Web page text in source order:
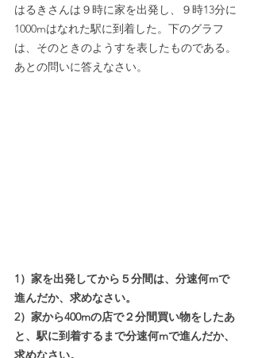
はるきさんは９時に家を出発し、９時13分に
1000mはなれた駅に到着した。下のグラフ
は、そのときのようすを表したものである。
あとの問いに答えなさい。
1）家を出発してから５分間は、分速何mで
進んだか、求めなさい。
2）家から400mの店で２分間買い物をしたあ
と、駅に到着するまで分速何mで進んだか、
求めなさい。